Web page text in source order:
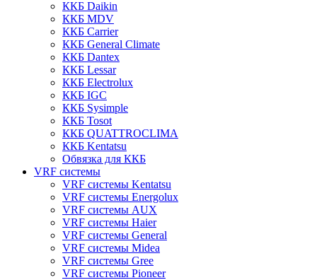
ККБ Daikin
ККБ MDV
ККБ Carrier
ККБ General Climate
ККБ Dantex
ККБ Lessar
ККБ Electrolux
ККБ IGC
ККБ Sysimple
ККБ Tosot
ККБ QUATTROCLIMA
ККБ Kentatsu
Обвязка для ККБ
VRF системы
VRF системы Kentatsu
VRF системы Energolux
VRF системы AUX
VRF системы Haier
VRF системы General
VRF системы Midea
VRF системы Gree
VRF системы Pioneer